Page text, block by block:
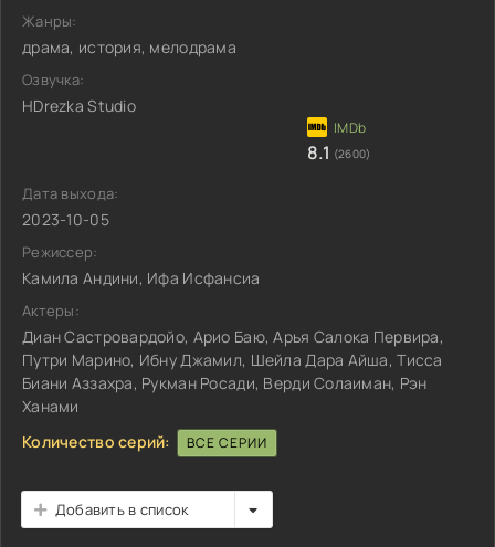
Жанры:
драма, история, мелодрама
Озвучка:
HDrezka Studio
8.1 (2600)
Дата выхода:
2023-10-05
Режиссер:
Камила Андини, Ифа Исфансиа
Актеры:
Диан Састровардойо, Арио Баю, Арья Салока Первира,
Путри Марино, Ибну Джамил, Шейла Дара Айша, Тисса
Биани Аззахра, Рукман Росади, Верди Солаиман, Рэн
Ханами
Количество серий:
ВСЕ СЕРИИ
Добавить в список